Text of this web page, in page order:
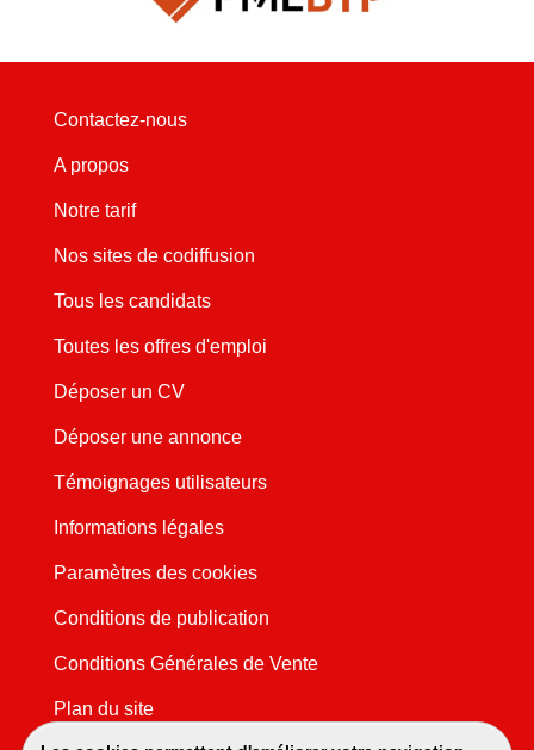
Contactez-nous
A propos
Notre tarif
Nos sites de codiffusion
Tous les candidats
Toutes les offres d'emploi
Déposer un CV
Déposer une annonce
Témoignages utilisateurs
Informations légales
Paramètres des cookies
Conditions de publication
Conditions Générales de Vente
Plan du site